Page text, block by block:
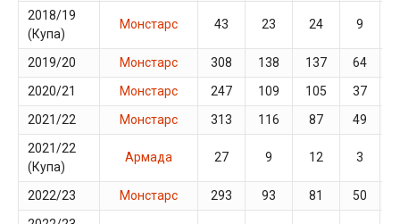
2018/19
(Купа)
Монстарс 43 23 24 9
2019/20 Монстарс 308 138 137 64
2020/21
Монстарс 247 109 105 37
2021/22
Монстарс 313 116 87 49
2021/22
(Купа)
Армада 27 9 12 3
2022/23 Монстарс 293 93 81 50